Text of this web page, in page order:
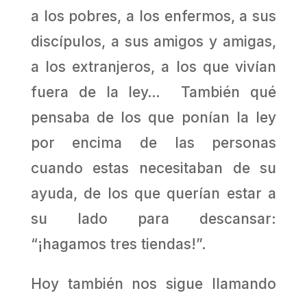
a los pobres, a los enfermos, a sus
discípulos, a sus amigos y amigas,
a los extranjeros, a los que vivían
fuera de la ley… También qué
pensaba de los que ponían la ley
por encima de las personas
cuando estas necesitaban de su
ayuda, de los que querían estar a
su lado para descansar:
“¡hagamos tres tiendas!”.
Hoy también nos sigue llamando